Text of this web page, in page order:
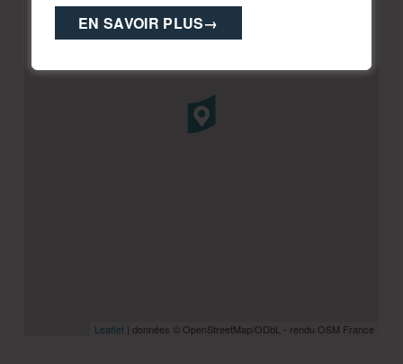
Leaflet | données © OpenStreetMap/ODbL - rendu OSM France
EN SAVOIR PLUS→